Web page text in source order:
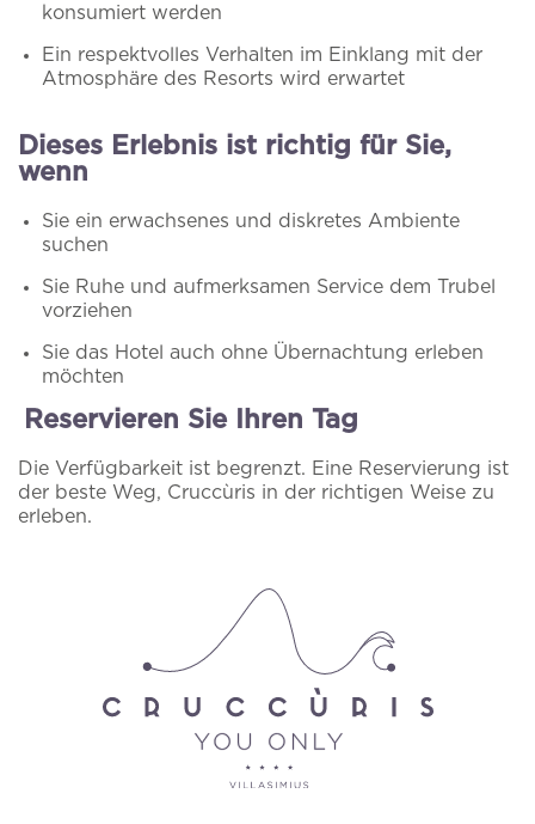
konsumiert werden
Ein respektvolles Verhalten im Einklang mit der
Atmosphäre des Resorts wird erwartet
Dieses Erlebnis ist richtig für Sie,
wenn
Sie ein erwachsenes und diskretes Ambiente
suchen
Sie Ruhe und aufmerksamen Service dem Trubel
vorziehen
Sie das Hotel auch ohne Übernachtung erleben
möchten
Reservieren Sie Ihren Tag
Die Verfügbarkeit ist begrenzt. Eine Reservierung ist
der beste Weg, Cruccùris in der richtigen Weise zu
erleben.